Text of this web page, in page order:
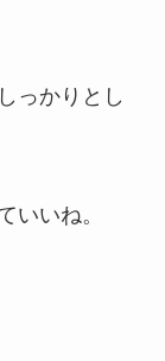
っかりとし
いいね。